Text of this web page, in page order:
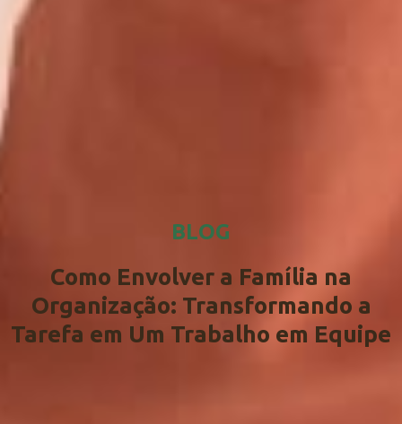
BLOG
Como Envolver a Família na
Organização: Transformando a
Tarefa em Um Trabalho em Equipe